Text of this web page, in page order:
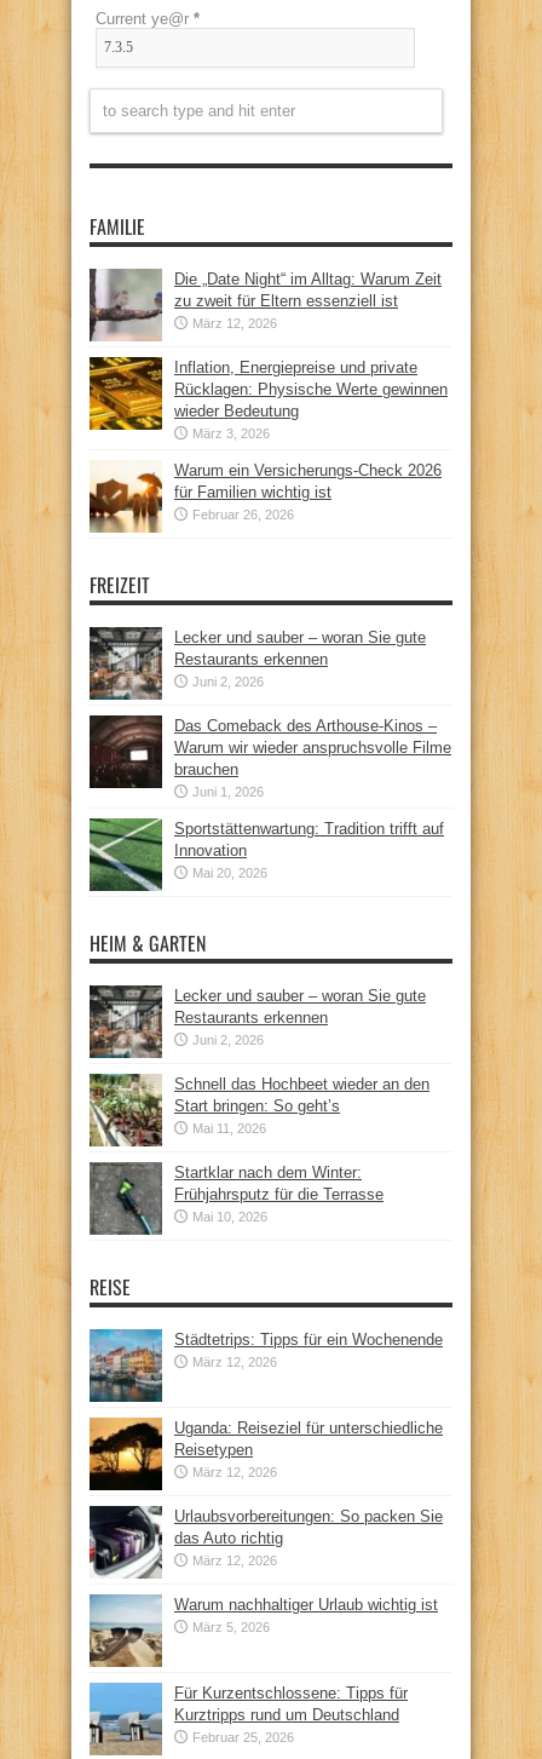
Current ye@r *
FAMILIE
Die „Date Night“ im Alltag: Warum Zeit
zu zweit für Eltern essenziell ist
März 12, 2026
Inflation, Energiepreise und private
Rücklagen: Physische Werte gewinnen
wieder Bedeutung
März 3, 2026
Warum ein Versicherungs-Check 2026
für Familien wichtig ist
Februar 26, 2026
FREIZEIT
Lecker und sauber – woran Sie gute
Restaurants erkennen
Juni 2, 2026
Das Comeback des Arthouse-Kinos –
Warum wir wieder anspruchsvolle Filme
brauchen
Juni 1, 2026
Sportstättenwartung: Tradition trifft auf
Innovation
Mai 20, 2026
HEIM & GARTEN
Lecker und sauber – woran Sie gute
Restaurants erkennen
Juni 2, 2026
Schnell das Hochbeet wieder an den
Start bringen: So geht’s
Mai 11, 2026
Startklar nach dem Winter:
Frühjahrsputz für die Terrasse
Mai 10, 2026
REISE
Städtetrips: Tipps für ein Wochenende
März 12, 2026
Uganda: Reiseziel für unterschiedliche
Reisetypen
März 12, 2026
Urlaubsvorbereitungen: So packen Sie
das Auto richtig
März 12, 2026
Warum nachhaltiger Urlaub wichtig ist
März 5, 2026
Für Kurzentschlossene: Tipps für
Kurztripps rund um Deutschland
Februar 25, 2026